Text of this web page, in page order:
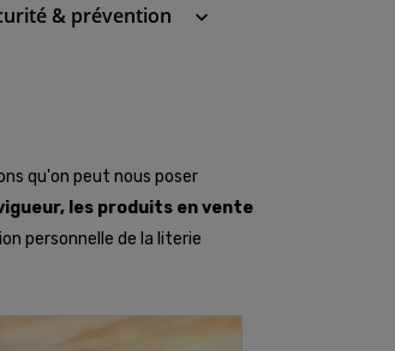
& prévention keyboard_arrow_down
qu'on peut nous poser
les produits en vente
personnelle de la literie